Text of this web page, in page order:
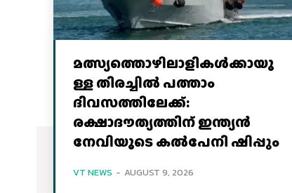
മത്സ്യത്തൊഴിലാളികള്‍ക്കായു
ള്ള തിരച്ചില്‍ പത്താം
ദിവസത്തിലേക്ക്:
രക്ഷാദൗത്യത്തിന് ഇന്ത്യൻ
നേവിയുടെ കല്‍പേനി ഷിപ്പും
VT NEWS - AUGUST 9, 2026